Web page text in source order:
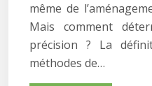
même de
Mais comment
précision ? La
méthodes de…